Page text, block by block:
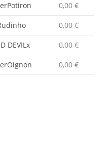
0,00 €
0,00 €
DEVILx 0,00 €
0,00 €